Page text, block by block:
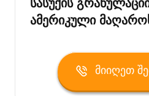
Სასუქის
Ამერიკული
Მიიღეთ